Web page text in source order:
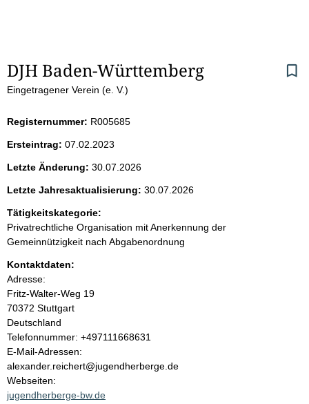
S
e
i
t
e
n
i
n
h
a
l
t
DJH Baden-Württemberg
Eingetragener Verein (e. V.)
Registernummer: R005685
Ersteintrag: 07.02.2023
Letzte Änderung: 30.07.2026
Letzte Jahresaktualisierung: 30.07.2026
Tätigkeitskategorie:
Privatrechtliche Organisation mit Anerkennung der
Gemeinnützigkeit nach Abgabenordnung
Kontaktdaten:
Adresse:
Fritz-Walter-Weg 19
70372 Stuttgart
Deutschland
K
o
n
t
a
Telefonnummer: +497111668631
E-Mail-Adressen:
alexander.reichert@jugendherberge.de
Webseiten:
jugendherberge-bw.de